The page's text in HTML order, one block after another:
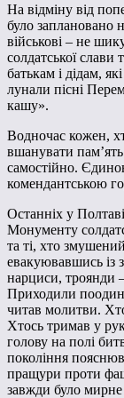
На відміну від
було заплановано
військові – не
солдатської слави
батькам і дідам,
лунали пісні
кашу».
Водночас кожен,
вшанувати пам’ять
самостійно.
комендантською
Останніх у
Монументу
та ті, хто
евакуювавшись із
нарциси, троянди
Приходили
читав молитви.
Хтось тримав у
голову на полі
покоління
пращури проти
завжди було